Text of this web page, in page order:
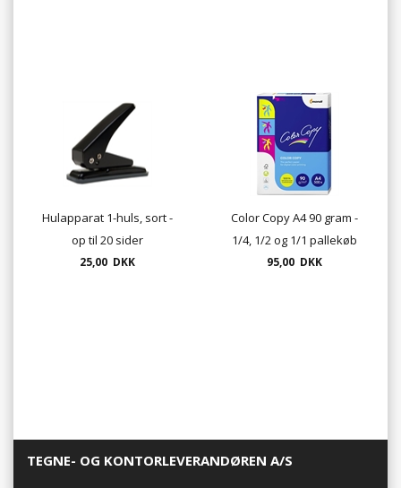
Hulapparat 1-huls, sort -
op til 20 sider
25,00 DKK
Color Copy A4 90 gram -
1/4, 1/2 og 1/1 pallekøb
frit leveret til fortovskant
95,00 DKK
TEGNE- OG KONTORLEVERANDØREN A/S